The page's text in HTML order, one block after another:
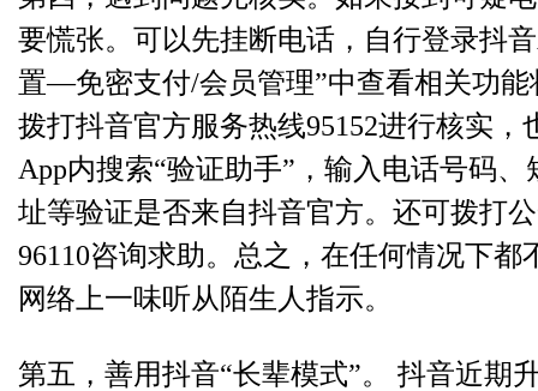
要慌张。可以先挂断电话，自行登录抖
置—免密支付/会员管理”中查看相关功能
拨打抖音官方服务热线95152进行核实，
App内搜索“验证助手”，输入电话号码、
址等验证是否来自抖音官方。还可拨打
96110咨询求助。总之，在任何情况下都
网络上一味听从陌生人指示。
第五，善用抖音“长辈模式”。 抖音近期